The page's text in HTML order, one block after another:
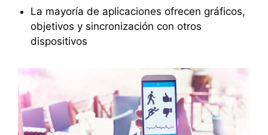
La mayoría de aplicaciones ofrecen gráficos,
objetivos y sincronización con otros
dispositivos